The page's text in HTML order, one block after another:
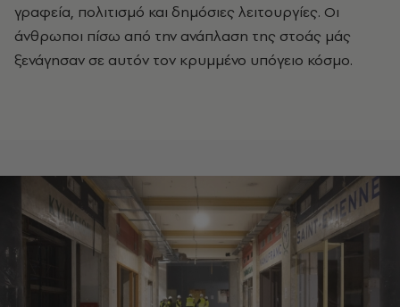
γραφεία, πολιτισμό και δημόσιες λειτουργίες. Οι
άνθρωποι πίσω από την ανάπλαση της στοάς μάς
ξενάγησαν σε αυτόν τον κρυμμένο υπόγειο κόσμο.